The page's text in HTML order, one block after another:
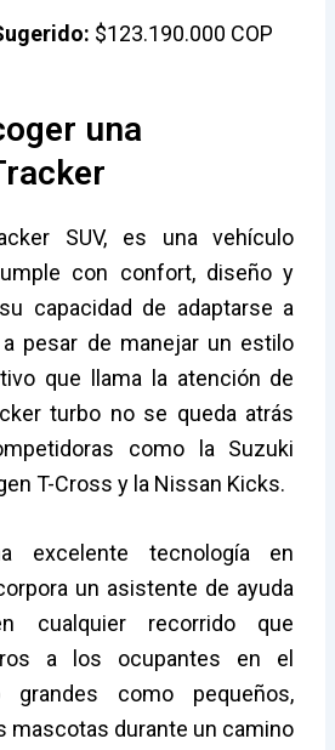
$123.190.000 COP
una
SUV, es una vehículo
con confort, diseño y
capacidad de adaptarse a
pesar de manejar un estilo
que llama la atención de
turbo no se queda atrás
como la Suzuki
T-Cross y la Nissan Kicks.
excelente tecnología en
un asistente de ayuda
cualquier recorrido que
a los ocupantes en el
grandes como pequeños,
mascotas durante un camino